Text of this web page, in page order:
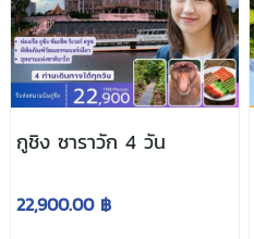
กูชิง ซาราวัก 4 วัน
22,900.00 ฿